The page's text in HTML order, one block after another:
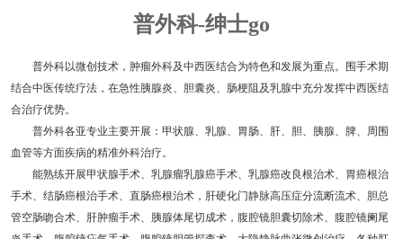
普外科-绅士go
普外科以微创技术，肿瘤外科及中西医结合为特色和发展为重点。围手术期
结合中医传统疗法，在急性胰腺炎、胆囊炎、肠梗阻及乳腺中充分发挥中西医结
合治疗优势。
普外科各亚专业主要开展：甲状腺、乳腺、胃肠、肝、胆、胰腺、脾、周围
血管等方面疾病的精准外科治疗。
能熟练开展甲状腺手术、乳腺瘤乳腺癌手术、乳腺癌改良根治术、胃癌根治
手术、结肠癌根治手术、直肠癌根治术，肝硬化门静脉高压症分流断流术、胆总
管空肠吻合术、肝肿瘤手术、胰腺体尾切成术，腹腔镜胆囊切除术、腹腔镜阑尾